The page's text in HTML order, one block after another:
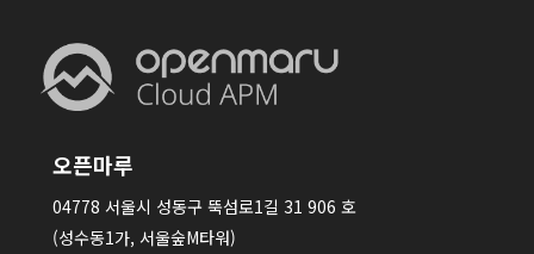
오픈마루
04778 서울시 성동구 뚝섬로1길 31 906 호
(성수동1가, 서울숲M타워)